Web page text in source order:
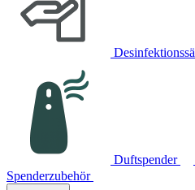
Duftspender
Spenderzubehör